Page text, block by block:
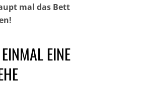
mal das Bett
EINE